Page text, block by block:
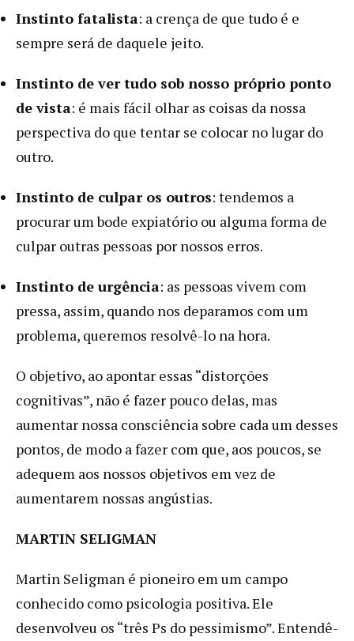
Instinto fatalista: a crença de que tudo é e
sempre será de daquele jeito.
Instinto de ver tudo sob nosso próprio ponto
de vista: é mais fácil olhar as coisas da nossa
perspectiva do que tentar se colocar no lugar do
outro.
Instinto de culpar os outros: tendemos a
procurar um bode expiatório ou alguma forma de
culpar outras pessoas por nossos erros.
Instinto de urgência: as pessoas vivem com
pressa, assim, quando nos deparamos com um
problema, queremos resolvê-lo na hora.
O objetivo, ao apontar essas “distorções
cognitivas”, não é fazer pouco delas, mas
aumentar nossa consciência sobre cada um desses
pontos, de modo a fazer com que, aos poucos, se
adequem aos nossos objetivos em vez de
aumentarem nossas angústias.
MARTIN SELIGMAN
Martin Seligman é pioneiro em um campo
conhecido como psicologia positiva. Ele
desenvolveu os “três Ps do pessimismo”. Entendê-